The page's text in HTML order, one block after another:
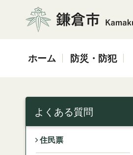
鎌倉市
ホーム 防災・防犯
よくある質問
住民票